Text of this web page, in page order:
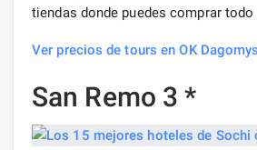
tiendas donde puedes comprar
Ver precios de tours en OK Dagomys
San Remo 3 *